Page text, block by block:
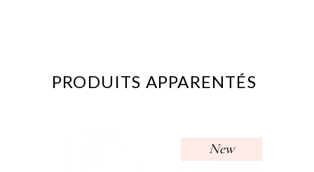
PRODUITS APPARENTÉS
New